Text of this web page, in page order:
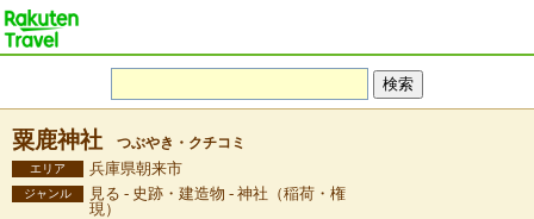
粟鹿神社 つぶやき・クチコミ
エリア 兵庫県朝来市
ジャンル
見る - 史跡・建造物 - 神社（稲荷・権
現）